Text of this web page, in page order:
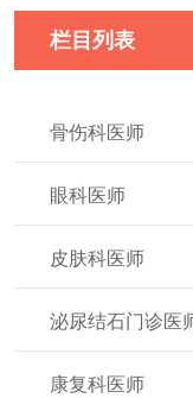
栏目列表
骨伤科医师
眼科医师
皮肤科医师
泌尿结石门诊医
康复科医师